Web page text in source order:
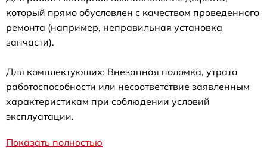
который прямо обусловлен с качеством проведенного
ремонта (например, неправильная установка
запчасти).
Для комплектующих: Внезапная поломка, утрата
работоспособности или несоответствие заявленным
характеристикам при соблюдении условий
эксплуатации.
Показать полностью